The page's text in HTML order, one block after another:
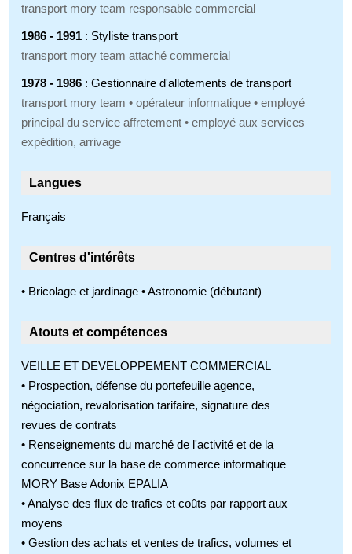
transport mory team responsable commercial
1986 - 1991 : Styliste transport
transport mory team attaché commercial
1978 - 1986 : Gestionnaire d'allotements de transport
transport mory team • opérateur informatique • employé
principal du service affretement • employé aux services
expédition, arrivage
Langues
Français
Centres d'intérêts
• Bricolage et jardinage • Astronomie (débutant)
Atouts et compétences
VEILLE ET DEVELOPPEMENT COMMERCIAL
• Prospection, défense du portefeuille agence,
négociation, revalorisation tarifaire, signature des
revues de contrats
• Renseignements du marché de l'activité et de la
concurrence sur la base de commerce informatique
MORY Base Adonix EPALIA
• Analyse des flux de trafics et coûts par rapport aux
moyens
• Gestion des achats et ventes de trafics, volumes et